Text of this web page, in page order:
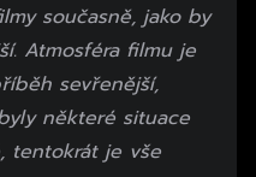
současně, jako by
Atmosféra filmu je
sevřenější,
některé situace
tentokrát je vše